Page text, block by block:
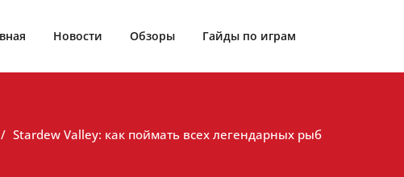
Новости Обзоры Гайды по играм
Stardew Valley: как поймать всех легендарных рыб